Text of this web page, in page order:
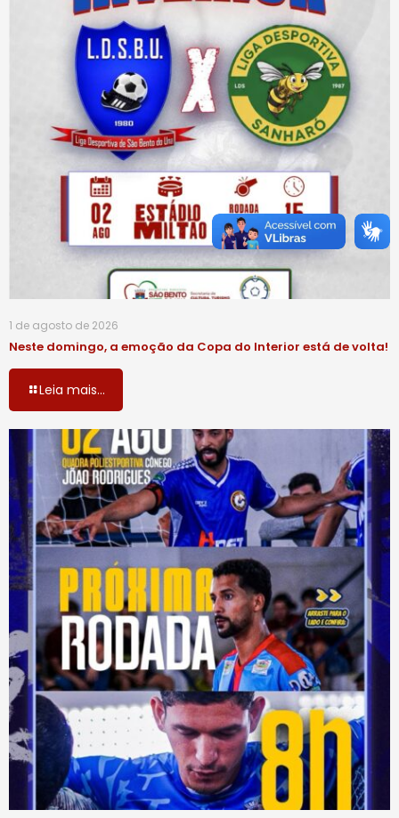
1 de agosto de 2026
Neste domingo, a emoção da Copa do Interior está de volta!
Leia mais...